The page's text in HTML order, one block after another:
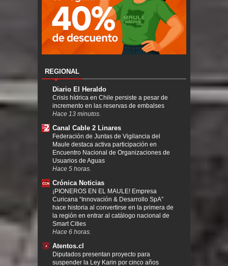
REGIONAL
Diario El Heraldo
Crisis hídrica en Chile persiste a pesar de
incremento en las reservas de embalses
Hace 13 minutos.
Canal Cable 2 Linares
Federación de Juntas de Vigilancia del
Maule destaca activa participación en
Encuentro Nacional de Organizaciones de
Usuarios de Aguas
Hace 5 horas.
Crónica Noticias
¡PIONEROS EN EL MAULE! Empresa
Curicana “Innovación & Desarrollo SpA”
hace historia al convertirse en la primera de
la región en entrar al catálogo nacional de
Smart Cities
Hace 6 horas.
Atentos.cl
Diputados presentan proyecto para
suspender la Ley Karin por cinco años